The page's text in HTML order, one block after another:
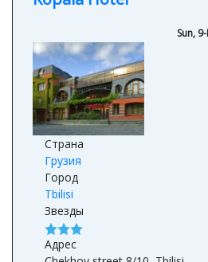
Страна
Грузия
Город
Tbilisi
Звезды
Адрес
Chekhov street 8/10, Tbilisi